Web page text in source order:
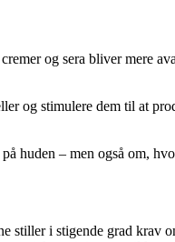
og sera bliver mere
og stimulere dem til at
huden – men også om,
stiller i stigende grad